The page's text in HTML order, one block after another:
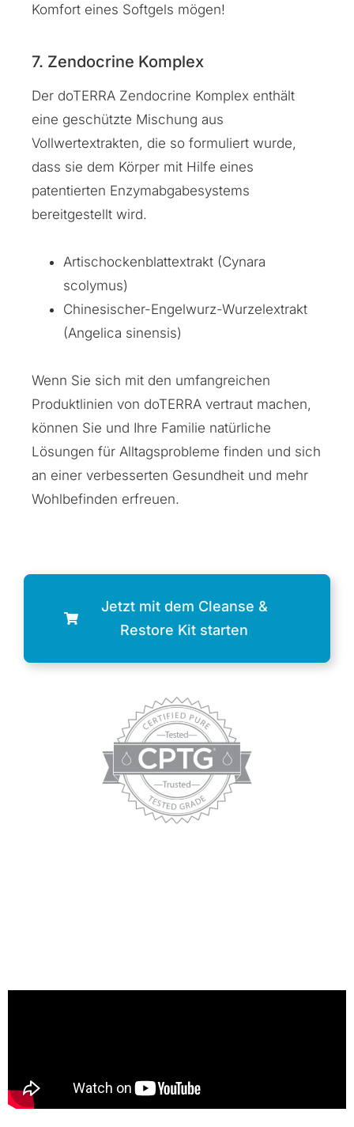
Komfort eines Softgels mögen!
7. Zendocrine Komplex
Der doTERRA Zendocrine Komplex enthält
eine geschützte Mischung aus
Vollwertextrakten, die so formuliert wurde,
dass sie dem Körper mit Hilfe eines
patentierten Enzymabgabesystems
bereitgestellt wird.
Artischockenblattextrakt (Cynara
scolymus)
Chinesischer-Engelwurz-Wurzelextrakt
(Angelica sinensis)
Wenn Sie sich mit den umfangreichen
Produktlinien von doTERRA vertraut machen,
können Sie und Ihre Familie natürliche
Lösungen für Alltagsprobleme finden und sich
an einer verbesserten Gesundheit und mehr
Wohlbefinden erfreuen.
Jetzt mit dem Cleanse &
Restore Kit starten